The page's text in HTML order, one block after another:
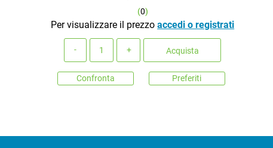
(0)
Per visualizzare il prezzoaccedi o registrati
Acquista
Confronta Preferiti